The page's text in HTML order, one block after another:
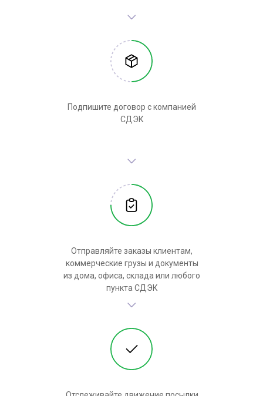
Подпишите договор с компанией
СДЭК
Отправляйте заказы клиентам,
коммерческие грузы и документы
из дома, офиса, склада или любого
пункта СДЭК